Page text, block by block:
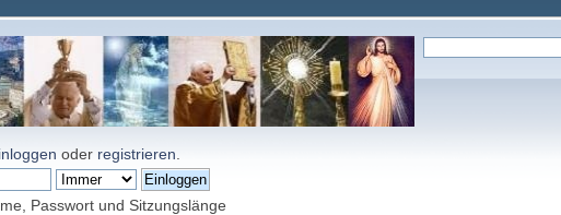
oder registrieren
Passwort und Sitzungslänge